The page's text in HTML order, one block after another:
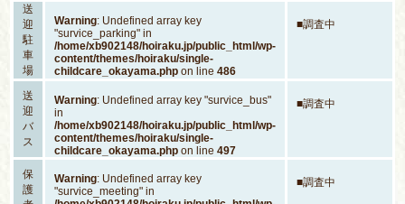
送
迎
駐
車
場
Warning: Undefined array key
"survice_parking" in
/home/xb902148/hoiraku.jp/public_html/wp-
content/themes/hoiraku/single-
childcare_okayama.phpon line 486
■調査中
送
迎
バ
ス
Warning: Undefined array key "survice_bus"
in
/home/xb902148/hoiraku.jp/public_html/wp-
content/themes/hoiraku/single-
childcare_okayama.phpon line 497
■調査中
保
護
Warning: Undefined array key
"survice_meeting" in
■調査中